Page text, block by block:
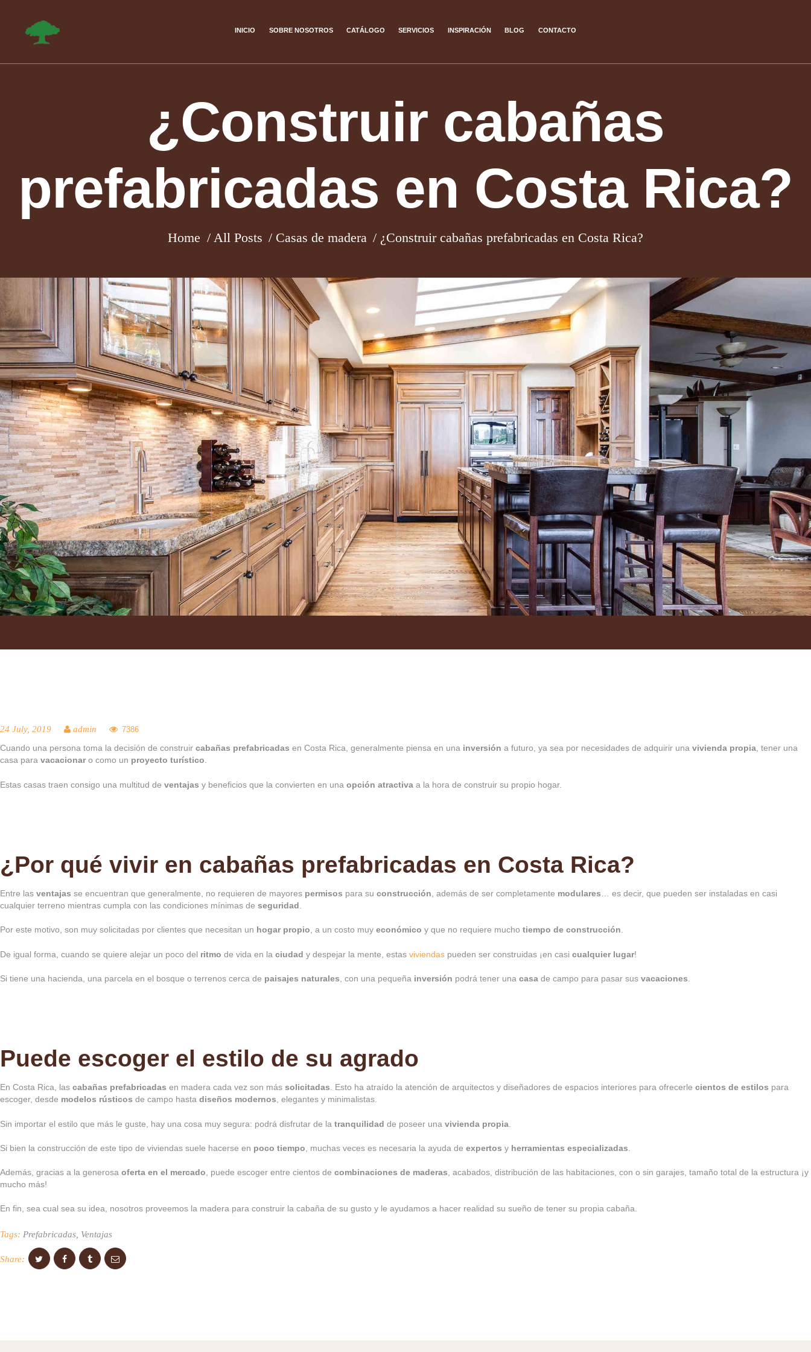
INICIO SOBRE NOSOTROS CATÁLOGO SERVICIOS INSPIRACIÓN BLOG CONTACTO
¿Construir cabañas
prefabricadas en Costa Rica?
Home All Posts Casas de madera ¿Construir cabañas prefabricadas en Costa Rica?
CATÁLOGO
CONTACTO
24 July, 2019 admin 7386
Cuando una persona toma la decisión de construir cabañas prefabricadas en Costa Rica, generalmente piensa en una inversión a futuro, ya sea por necesidades de adquirir una vivienda propia, tener una
casa para vacacionaro como un proyecto turístico.
Estas casas traen consigo una multitud de ventajas y beneficios que la convierten en una opción atractiva a la hora de construir su propio hogar.
¿Por qué vivir en cabañas prefabricadas en Costa Rica?
Entre las ventajas se encuentran que generalmente, no requieren de mayores permisos para su construcción , además de ser completamente modulares … es decir, que pueden ser instaladas en casi
cualquier terreno mientras cumpla con las condiciones mínimas de seguridad
Por este motivo, son muy solicitadas por clientes que necesitan un hogar propio, a un costo muy económico y que no requiere mucho tiempo de construcción.
De igual forma, cuando se quiere alejar un poco del ritmo de vida en la ciudad y despejar la mente, estas viviendas pueden ser construidas ¡en casi cualquier lugar!
Si tiene una hacienda, una parcela en el bosque o terrenos cerca de paisajes naturales , con una pequeña inversión podrá tener una casa de campo para pasar sus vacaciones
Puede escoger el estilo de su agrado
En Costa Rica, las cabañas prefabricadas en madera cada vez son más solicitadas. Esto ha atraído la atención de arquitectos y diseñadores de espacios interiores para ofrecerle cientos de estilos para
escoger, desde modelos rústicos de campo hasta diseños modernos, elegantes y minimalistas.
Sin importar el estilo que más le guste, hay una cosa muy segura: podrá disfrutar de la tranquilidad de poseer una vivienda propia
Si bien la construcción de este tipo de viviendas suele hacerse en poco tiempo , muchas veces es necesaria la ayuda de expertos y herramientas especializadas
Además, gracias a la generosa oferta en el mercado , puede escoger entre cientos de combinaciones de maderas , acabados, distribución de las habitaciones, con o sin garajes, tamaño total de la estructura ¡y
mucho más!
En fin, sea cual sea su idea, nosotros proveemos la madera para construir la cabaña de su gusto y le ayudamos a hacer realidad su sueño de tener su propia cabaña.
Tags: Prefabricadas Ventajas
Share: